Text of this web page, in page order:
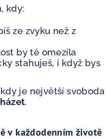
kdy:
ze zvyku než z
by tě omezila
stahuješ, i když bys
je největší svoboda
.
v každodenním životě